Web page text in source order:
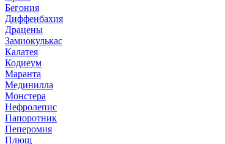
Бегония
Диффенбахия
Драцены
Замиокулькас
Калатея
Кодиеум
Маранта
Мединилла
Монстера
Нефролепис
Папоротник
Пеперомия
Плющ